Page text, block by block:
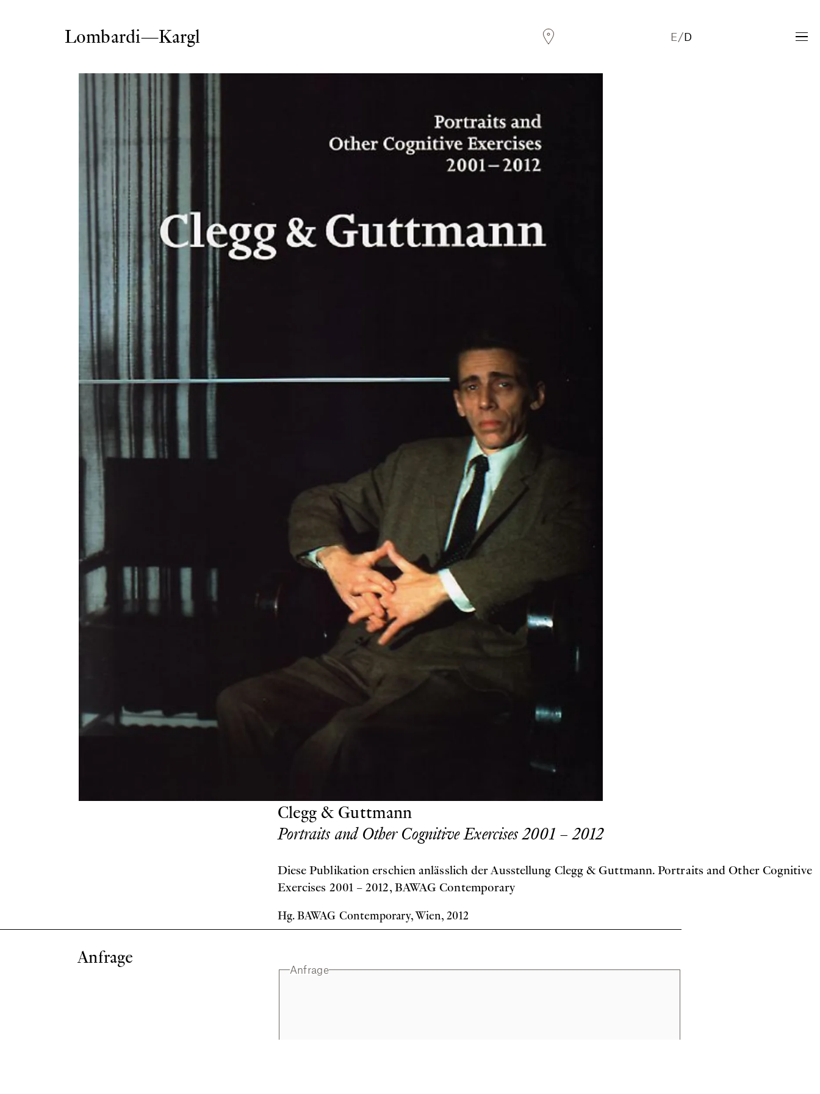
Lombardi—Kargl E/D
Clegg & Guttmann
Portraits and Other Cognitive Exercises 2001 – 2012
Diese Publikation erschien anlässlich der Ausstellung Clegg & Guttmann. Portraits and Other Cognitive
Exercises 2001 – 2012, BAWAG Contemporary
Hg. BAWAG Contemporary, Wien, 2012
Anfrage
Anfrage